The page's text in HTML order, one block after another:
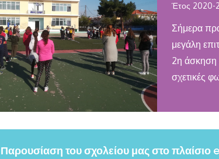
Έτος 2020-
Σήμερα
μεγάλη
2η άσκηση
σχετικές
Παρουσίαση του σχολείου μας στο πλαίσιο